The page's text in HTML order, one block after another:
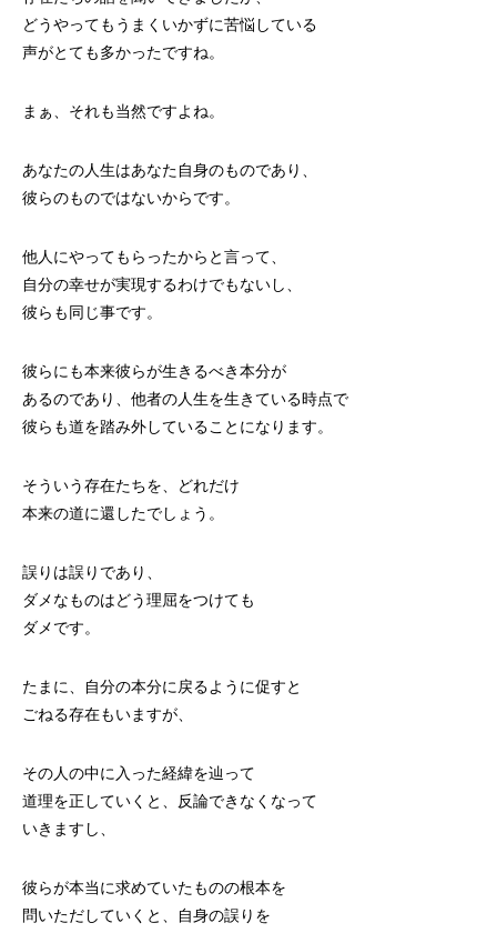
どうやってもうまくいかずに苦悩している
声がとても多かったですね。
まぁ、それも当然ですよね。
あなたの人生はあなた自身のものであり、
彼らのものではないからです。
他人にやってもらったからと言って、
自分の幸せが実現するわけでもないし、
彼らも同じ事です。
彼らにも本来彼らが生きるべき本分が
あるのであり、他者の人生を生きている時点で
彼らも道を踏み外していることになります。
そういう存在たちを、どれだけ
本来の道に還したでしょう。
誤りは誤りであり、
ダメなものはどう理屈をつけても
ダメです。
たまに、自分の本分に戻るように促すと
ごねる存在もいますが、
その人の中に入った経緯を辿って
道理を正していくと、反論できなくなって
いきますし、
彼らが本当に求めていたものの根本を
問いただしていくと、自身の誤りを